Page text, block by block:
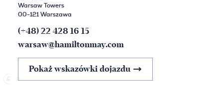
Warsaw Towers
00-121 Warszawa
(+48) 22 428 16 15
warsaw@hamiltonmay.com
Pokaż wskazówki dojazdu